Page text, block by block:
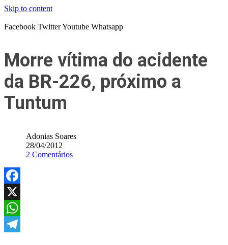
Skip to content
Facebook TwitterYoutube Whatsapp
Morre vítima do acidente
da BR-226, próximo a
Tuntum
Adonias Soares
28/04/2012
2 Comentários
Facebook
X
WhatsApp